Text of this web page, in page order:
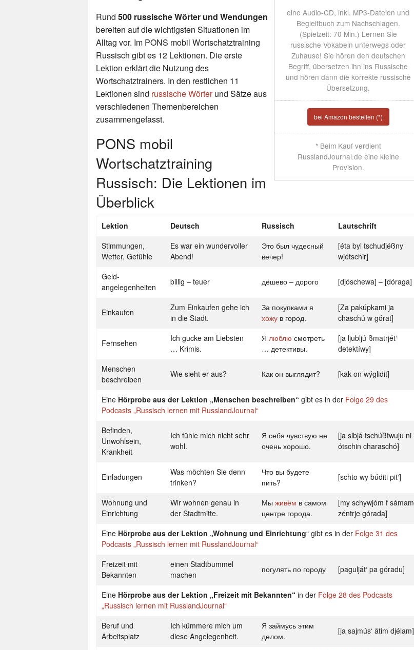
eine Audio-CD, inkl. MP3-Dateien und
Begleitbuch zum Nachschlagen.
(Spielzeit: 70 Min.) Lernen Sie
russische Vokabeln unterwegs oder
Zuhause! Sie hören den deutschen
Begriff, übersetzen ihn ins Russische
und hören dann die korrekte russische
Übersetzung.
bei Amazon bestellen (*)
* Beim Kauf verdient
RusslandJournal.de eine kleine
Provision.
Rund 500 russische Wörter und Wendungen
bereiten auf die wichtigsten Situationen im
Alltag vor. Im PONS mobil Wortschatztraining
Russisch gibt es 12 Lektionen. Die erste
Lektion erklärt die Nutzung des
Wortschatztrainers. In den restlichen 11
Lektionen sind russische Wörterund Sätze aus
verschiedenen Themenbereichen
zusammengefasst.
PONS mobil
Wortschatztraining
Russisch: Die Lektionen im
Überblick
Lektion Deutsch Russisch
Lautschrift
Stimmungen,
Wetter, Gefühle
Es war ein wundervoller
Abend!
Это был чудесный
вечер!
[éta byl tschudjéßny
wjétschir]
Geld-
angelegenheiten
billig – teuer дёшево – дорого [djóschewa] – [dóraga]
Einkaufen
Zum Einkaufen gehe ich
in die Stadt.
За покупками я
хожу в город.
[Za pakúpkami ja
chaschú w górat]
Fernsehen
Ich gucke am Liebsten
… Krimis.
Я люблю смотреть
… детективы.
[ja ljubljú ßmatrjét‘
detektíwy]
Menschen
beschreiben
Wie sieht er aus? Как он выглядит? [kak on wýglidit]
Eine Hörprobe aus der Lektion „Menschen beschreiben“ gibt es in der Folge 29 des
Podcasts „Russisch lernen mit RusslandJournal“
Befinden,
Unwohlsein,
Krankheit
Ich fühle mich nicht sehr
wohl.
Я себя чувствую не
очень хорошо.
[ja sibjá tschúßtwuju ni
ótschin charaschó]
Einladungen
Was möchten Sie denn
trinken?
Что вы будете
пить?
[schto wy búditi pit‘]
Wohnung und
Einrichtung
Wir wohnen genau in
der Stadtmitte.
Мы живём в самом
центре города.
[my schywjóm f sámam
zéntrje górada]
Eine Hörprobe aus der Lektion „Wohnung und Einrichtung“ gibt es in der Folge 31 des
Podcasts „Russisch lernen mit RusslandJournal“
Freizeit mit
Bekannten
einen Stadtbummel
machen
погулять по городу [pagulját‘ pa góradu]
Eine Hörprobe aus der Lektion „Freizeit mit Bekannten“ in der Folge 28 des Podcasts
„Russisch lernen mit RusslandJournal“
Beruf und
Arbeitsplatz
Ich kümmere mich um
diese Angelegenheit.
Я займусь этим
делом.
[ja sajmús‘ ätim djélam]